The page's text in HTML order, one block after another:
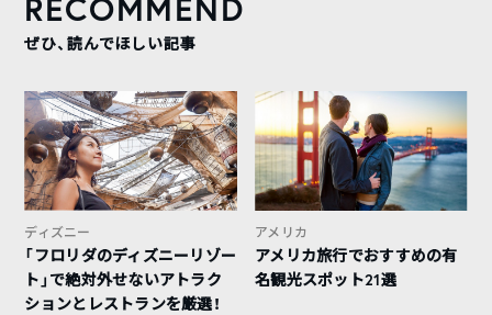
ぜひ、読んでほしい記事
ディズニー
「フロリダのディズニーリゾー
ト」で絶対外せないアトラク
ションとレストランを厳選！
アメリカ
アメリカ旅行でおすすめの有
名観光スポット21選